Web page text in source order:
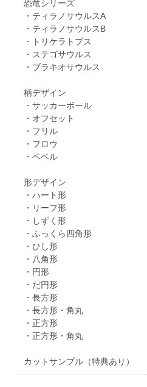
恐竜シリーズ
・ティラノサウルスA
・ティラノサウルスB
・トリケラトプス
・ステゴサウルス
・ブラキオサウルス
柄デザイン
・サッカーボール
・オフセット
・フリル
・フロウ
・ベベル
形デザイン
・ハート形
・リーフ形
・しずく形
・ふっくら四角形
・ひし形
・八角形
・円形
・だ円形
・長方形
・長方形・角丸
・正方形
・正方形・角丸
カットサンプル（特典あり）